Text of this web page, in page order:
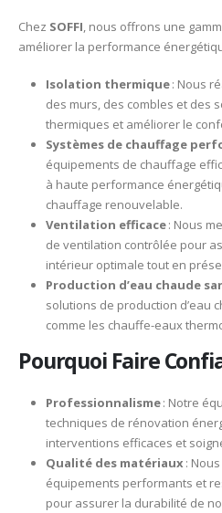
Chez SOFFI, nous offrons une
améliorer la performance
Isolation thermique: Nous
des murs, des combles et des
thermiques et améliorer le
Systèmes de chauffage
équipements de chauffage
à haute performance
chauffage renouvelable.​
Ventilation efficace: Nous
de ventilation contrôlée pour
intérieur optimale tout en
Production d’eau chaude
solutions de production d’eau
comme les chauffe-eaux
Pourquoi Faire
Professionnalisme: Notre
techniques de rénovation
interventions efficaces et
Qualité des matériaux :
équipements performants et
pour assurer la durabilité de